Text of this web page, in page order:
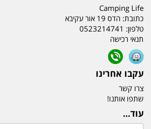
Camping Life
כתובת: הדס 19 אור עקיבא
טלפון: 0523214741
תנאי רכישה
עקבו אחרינו
צרו קשר
שתפו אותנו!
עוד...